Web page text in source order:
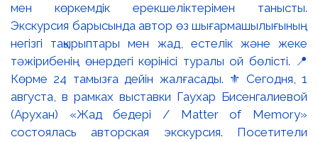
мен көркемдік ерекшеліктерімен танысты.
Экскурсия барысында автор өз шығармашылығының
негізгі тақырыптары мен жад, естелік және жеке
тәжірибенің өнердегі көрінісі туралы ой бөлісті. 📍
Көрме 24 тамызға дейін жалғасады. ⚜️ Сегодня, 1
августа, в рамках выставки Гаухар Бисенгалиевой
(Арухан) «Жад бедері / Matter of Memory»
состоялась авторская экскурсия. Посетители